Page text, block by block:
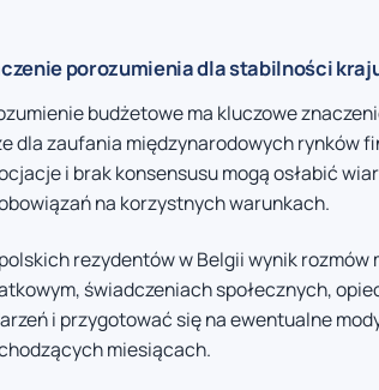
porozumienia dla stabilności
budżetowe ma kluczowe
dla zaufania międzynarodowych rynków
i brak konsensusu mogą osłabić
na korzystnych warunkach.
rezydentów w Belgii wynik
świadczeniach społecznych,
i przygotować się na ewentualne
miesiącach.